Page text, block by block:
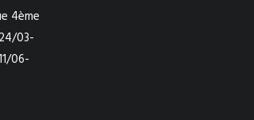
4ème
03-
06-